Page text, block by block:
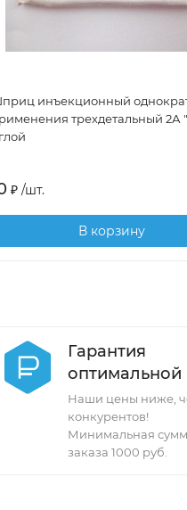
инъекционный
трехдетальный 2А
₽ /шт.
В корзину
Гарантия
оптимальной
Наши цены ниже,
конкурентов!
Минимальная
заказа 1000 руб.